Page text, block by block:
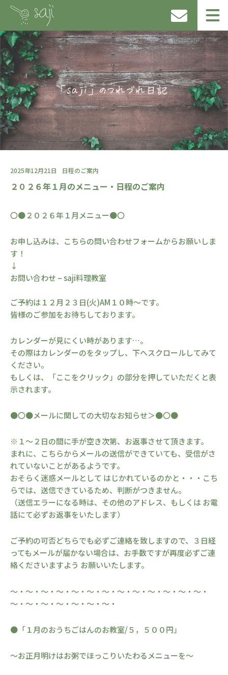
2025年12月21日 日程のご案内
２０２６年１月のメニュー・日程のご案内
〇●２０２６年１月メニュー●〇
お申し込みは、こちらの問い合わせフォームからお願いしま
す！
↓
お問い合わせ – saji料理教室
ご予約は１２月２３日(火)AM１０時～です。
皆様のご参加をお待ちしております。
カレンダーが見にくい時があります…。
その際はカレンダーのをタップし、下へスクロールしてみて
ください。
もしくは、「ここをクリック」の部分を押していただくと表
示されます。
●〇●メールに関しての大切なお知らせ＞●〇●
※１～２日の間に手が空き次第、お返事させて頂きます。
まれに、こちらからメールの送信ができていても、受信がさ
れていないことがあるようです。
おそらく迷惑メールとして はじかれているのかと・・・こち
らでは、送信できているため、判断がつきません。
（送信エラーになる時は、その他のアドレス、もしくは お電
話にて必ずお返事をいたします）
ご予約の可否どちらでも必ずご連絡を致しますので、３日経
ってもメールが届かない場合は、お手数ですが再度必ずご連
絡くださいますよう お願いいたします。
～・～・～・～・～・～・～・～・～・～・～・～・～・
～・～・～・～・～・～・～・
●「１月のおうちごはんのお教室/５，５００円」
～お正月明けはお粥でほっこりいたわるメニューを～